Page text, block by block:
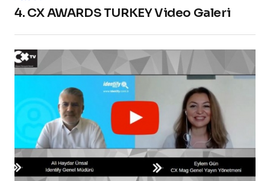
4. CX AWARDS TURKEY Video Galeri